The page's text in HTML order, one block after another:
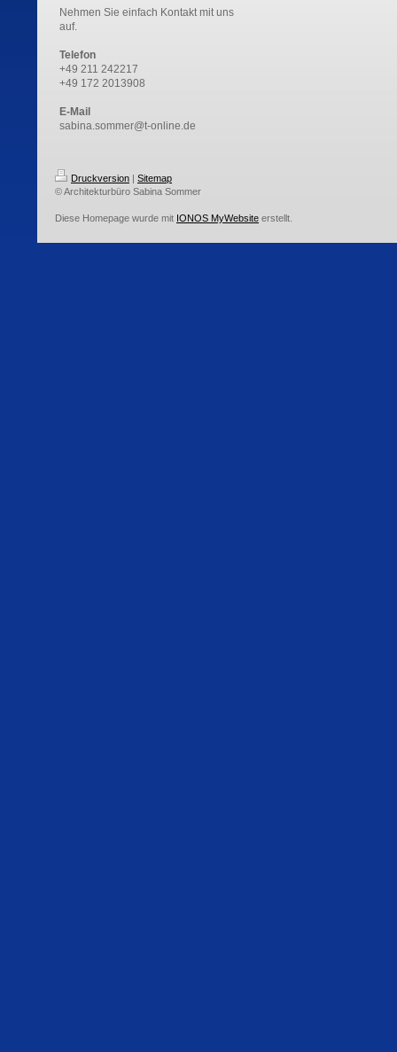
Nehmen Sie einfach Kontakt mit uns
auf.
Telefon
+49 211 242217
+49 172 2013908
E-Mail
sabina.sommer@t-online.de
Druckversion | Sitemap
© Architekturbüro Sabina Sommer
Diese Homepage wurde mit IONOS MyWebsite erstellt.